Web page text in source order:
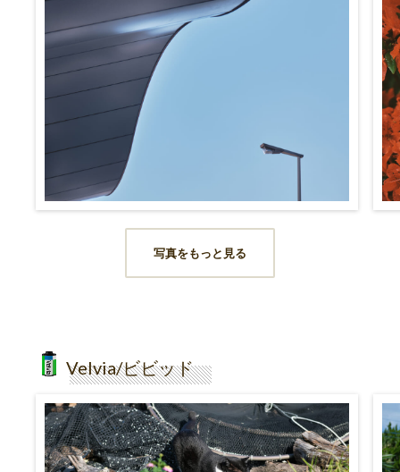
写真をもっと見る
Velvia/ビビッド